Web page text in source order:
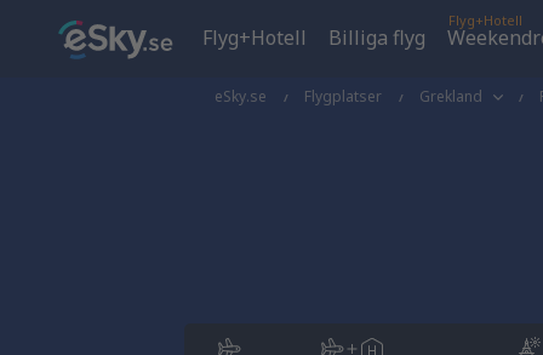
Flyg+Hotell Billiga flyg
Flyg+Hotell
eSky.se Flygplatser Grekland